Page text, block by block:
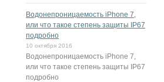
Водонепроницаемость iPhone 7,
или что такое степень защиты IP67
подробно
10 октября 2016
Водонепроницаемость iPhone 7,
или что такое степень защиты IP67
подробно